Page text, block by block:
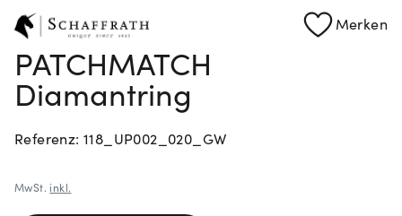
Merken
PATCHMATCH
Diamantring
Referenz: 118_UP002_020_GW
MwSt. inkl.